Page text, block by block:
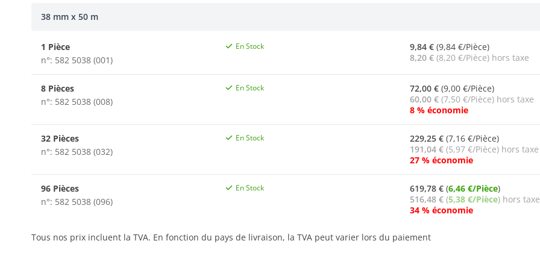
38 mm x 50 m
1 Pièce
n°: 582 5038 (001)
En Stock 9,84 € (9,84 €/Pièce)
8,20 € (8,20 €/Pièce) hors taxe
8 Pièces
n°: 582 5038 (008)
En Stock 72,00 € (9,00 €/Pièce)
60,00 € (7,50 €/Pièce) hors taxe
8 % économie
32 Pièces
n°: 582 5038 (032)
En Stock 229,25 € (7,16 €/Pièce)
191,04 € (5,97 €/Pièce) hors taxe
27 % économie
96 Pièces
n°: 582 5038 (096)
En Stock 619,78 € (6,46 €/Pièce)
516,48 € (5,38 €/Pièce) hors taxe
34 % économie
Tous nos prix incluent la TVA. En fonction du pays de livraison, la TVA peut varier lors du paiement